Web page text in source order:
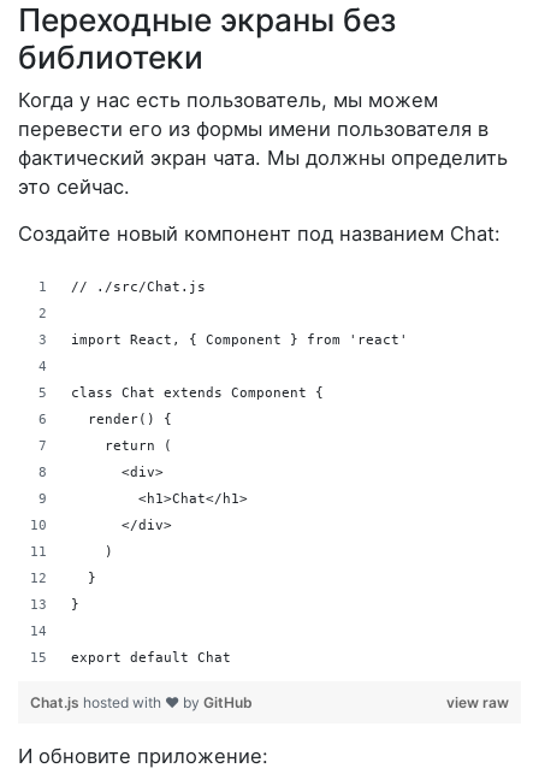
Переходные экраны без
библиотеки
Когда у нас есть пользователь, мы можем
перевести его из формы имени пользователя в
фактический экран чата. Мы должны определить
это сейчас.
Создайте новый компонент под названием Chat:
// ./src/Chat.js
import React, { Component } from 'react'
class Chat extends Component {
  render() {
    return (
      <div>
        <h1>Chat</h1>
      </div>
    )
  }
}
export default Chat
view raw
Chat.js hosted with ❤ by GitHub
И обновите приложение: